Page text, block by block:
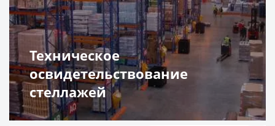
Техническое
освидетельствование
стеллажей